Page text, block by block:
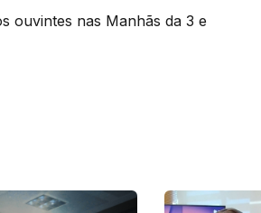
ouvintes nas Manhãs da 3 e